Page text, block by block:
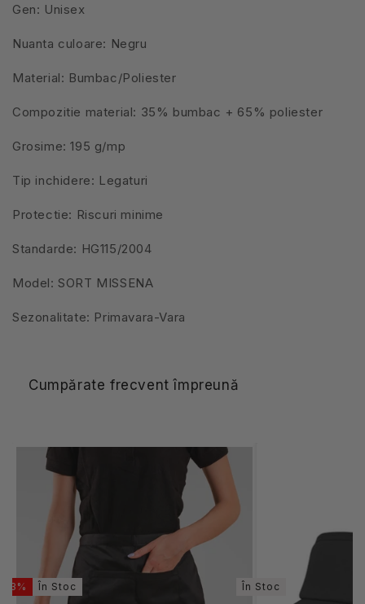
Gen: Unisex
Nuanta culoare: Negru
Material: Bumbac/Poliester
Compozitie material: 35% bumbac + 65% poliester
Grosime: 195 g/mp
Tip inchidere: Legaturi
Protectie: Riscuri minime
Standarde: HG115/2004
Model: SORT MISSENA
Sezonalitate: Primavara-Vara
Cumpărate frecvent împreună
În Stoc În Stoc